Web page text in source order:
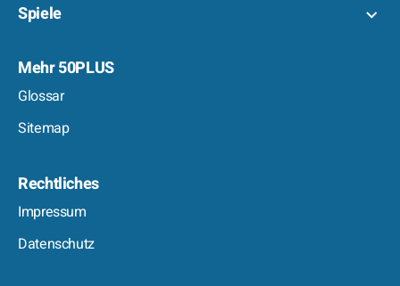
Spiele
Mehr 50PLUS
Glossar
Sitemap
Rechtliches
Impressum
Datenschutz